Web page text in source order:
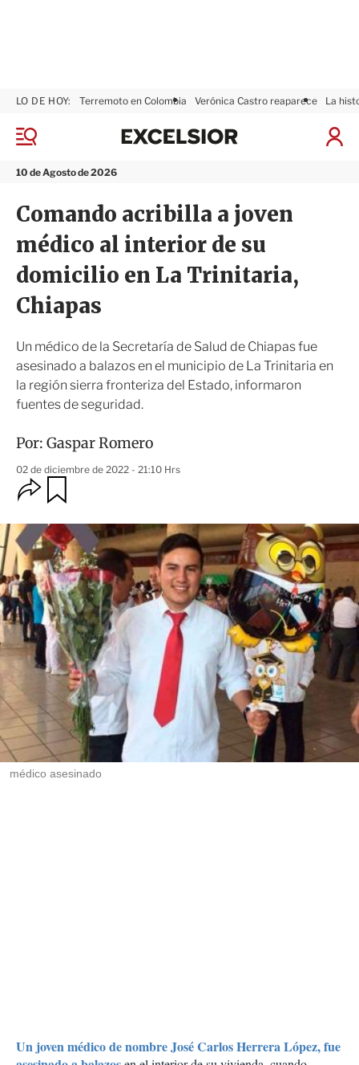
M
n
10 de Agosto de 2026
LO DE HOY: Terremoto en Colombia Verónica Castro reaparece La
I
x
s
Comando acribilla a joven
médico al interior de su
domicilio en La Trinitaria,
Chiapas
Un médico de la Secretaría de Salud de Chiapas fue
asesinado a balazos en el municipio de La Trinitaria en
la región sierra fronteriza del Estado, informaron
fuentes de seguridad.
Por: Gaspar Romero
02 de diciembre de 2022 - 21:10 Hrs
O
p
i
o
n
e
s
d
e
c
o
m
p
r
t
i
r
r
d
a
r
médico asesinado
Un joven médico de nombre José Carlos Herrera López, fue